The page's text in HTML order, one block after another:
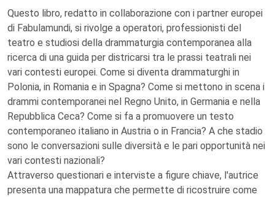
Questo libro, redatto in collaborazione con i partner europei
di Fabulamundi, si rivolge a operatori, professionisti del
teatro e studiosi della drammaturgia contemporanea alla
ricerca di una guida per districarsi tra le prassi teatrali nei
vari contesti europei. Come si diventa drammaturghi in
Polonia, in Romania e in Spagna? Come si mettono in scena i
drammi contemporanei nel Regno Unito, in Germania e nella
Repubblica Ceca? Come si fa a promuovere un testo
contemporaneo italiano in Austria o in Francia? A che stadio
sono le conversazioni sulle diversità e le pari opportunità nei
vari contesti nazionali?
Attraverso questionari e interviste a figure chiave, l'autrice
presenta una mappatura che permette di ricostruire come